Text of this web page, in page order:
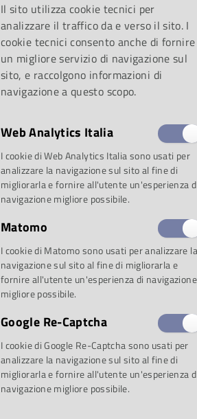
Parma e divenne
Medicina e
Parma. A
decorazioni
visibili, che
stemmi araldici e
docenti
il Palazzo mutò
Il sito utilizza cookie tecnici per
analizzare il traffico da e verso il sito. I
cookie tecnici consento anche di fornire
un migliore servizio di navigazione sul
sito, e raccolgono informazioni di
navigazione a questo scopo.
Web Analytics Italia
I cookie di Web Analytics Italia sono usati per
analizzare la navigazione sul sito al fine di
migliorarla e fornire all'utente un'esperienza
navigazione migliore possibile.
Matomo
I cookie di Matomo sono usati per analizzare la
navigazione sul sito al fine di migliorarla e
fornire all'utente un'esperienza di navigazione
migliore possibile.
Google Re-Captcha
I cookie di Google Re-Captcha sono usati per
analizzare la navigazione sul sito al fine di
migliorarla e fornire all'utente un'esperienza
navigazione migliore possibile.